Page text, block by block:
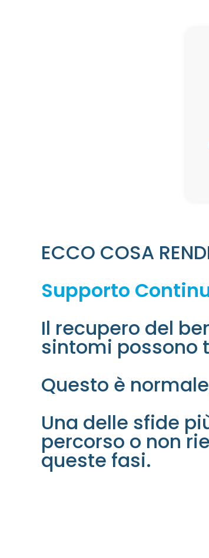
ECCO COSA
Supporto
Il recupero del
sintomi possono
Questo è
Una delle sfide
percorso o non
queste fasi.